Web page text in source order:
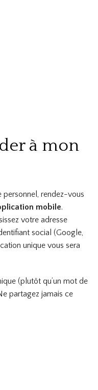
à mon
personnel, rendez-vous
mobile.
votre adresse
social (Google,
unique vous sera
(plutôt qu’un mot de
partagez jamais ce